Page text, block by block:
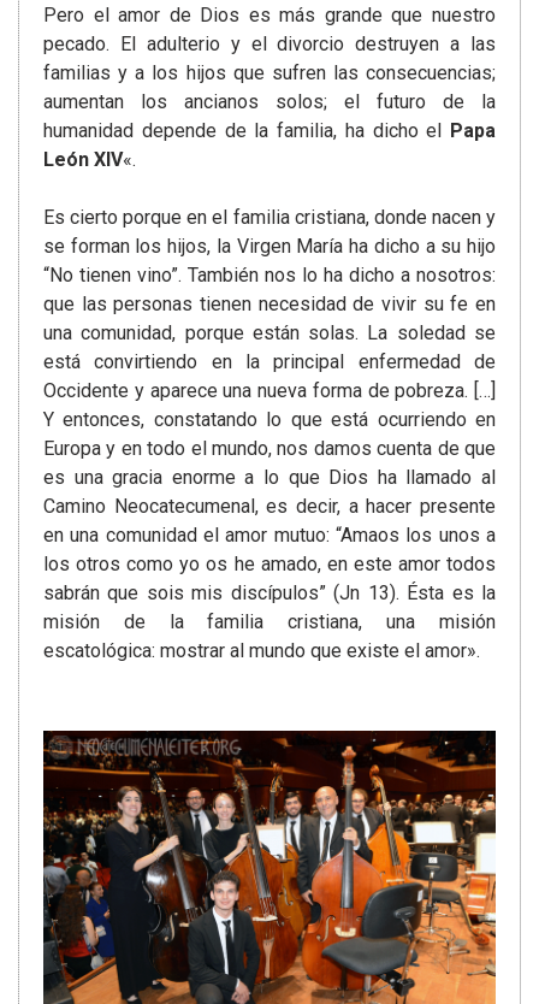
Pero el amor de Dios es más grande que nuestro
pecado. El adulterio y el divorcio destruyen a las
familias y a los hijos​ que sufren las consecuencias;
aumentan los ancianos solos; el futuro de la
humanidad depende de la familia, ha dicho el Papa
León XIV«.
Es cierto porque en el familia cristiana, donde nacen y
se forman los hijos, la Virgen María ha dicho a su hijo
“No tienen vino”. También nos lo ha dicho a nosotros:
que las personas tienen necesidad de vivir su fe en
una comunidad, porque están solas. La soledad se
está convirtiendo en la principal enfermedad de
Occidente y aparece una nueva forma de pobreza. […]
Y entonces, constatando lo que está ocurriendo en
Europa y en todo el mundo, nos damos cuenta de que
es una gracia enorme a lo que Dios ha llamado al
Camino Neocatecumenal, es decir, a hacer presente
en una comunidad el amor mutuo: “Amaos los unos a
los otros como yo os he amado, en este amor todos
sabrán que sois mis discípulos” (Jn 13). Ésta es la
misión de la familia cristiana, una misión
escatológica: mostrar al mundo que existe el amor».